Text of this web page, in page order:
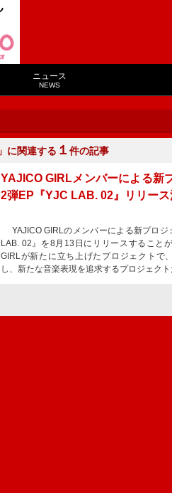
ニュース
NEWS
」に関連する １ 件の記事
YAJICO GIRLメンバーによる新
2弾EP『YJC LAB. 02』リリース
YAJICO GIRLのメンバーによる新プロジ
LAB. 02』を8月13日にリリースするこ
GIRLが新たに立ち上げたプロジェクトで
し、新たな音楽表現を追求するプロジェクト